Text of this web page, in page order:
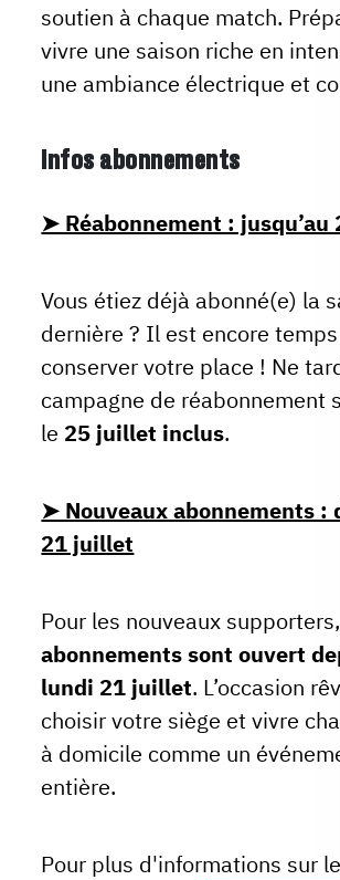
soutien à chaque match.
vivre une saison riche en
une ambiance électrique et
Infos abonnements
➤ Réabonnement :
Vous étiez déjà abonné(e) la
dernière ? Il est encore
conserver votre place ! Ne
campagne de réabonnement
le 25 juillet inclus.
➤ Nouveaux abonnements :
21 juillet
Pour les nouveaux supporters,
abonnements sont ouvert
lundi 21 juillet. L’occasion
choisir votre siège et vivre
à domicile comme un
entière.
Pour plus d'informations sur